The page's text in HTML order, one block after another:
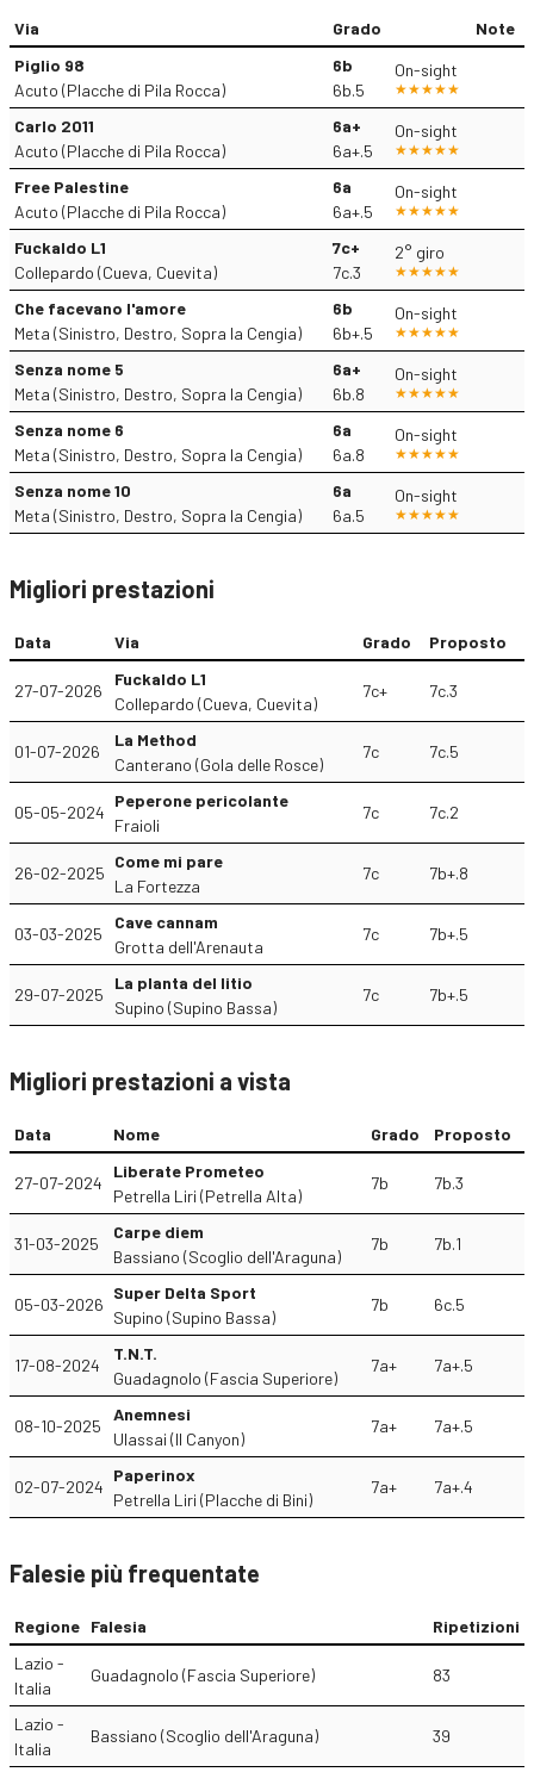
Via Grado
Note
Piglio 98
Acuto (Placche di Pila Rocca)
6b
6b.5
On-sight
Carlo 2011
Acuto (Placche di Pila Rocca)
6a+
6a+.5
On-sight
Free Palestine
Acuto (Placche di Pila Rocca)
6a
6a+.5
On-sight
Fuckaldo L1
Collepardo (Cueva, Cuevita)
7c+
7c.3
2° giro
Che facevano l'amore
Meta (Sinistro, Destro, Sopra la Cengia)
6b
6b+.5
On-sight
Senza nome 5
Meta (Sinistro, Destro, Sopra la Cengia)
6a+
6b.8
On-sight
Senza nome 6
Meta (Sinistro, Destro, Sopra la Cengia)
6a
6a.8
On-sight
Senza nome 10
Meta (Sinistro, Destro, Sopra la Cengia)
6a
6a.5
On-sight
Migliori prestazioni
Data Via Grado Proposto
27-07-2026
Fuckaldo L1
Collepardo (Cueva, Cuevita)
7c+ 7c.3
01-07-2026
La Method
Canterano (Gola delle Rosce)
7c 7c.5
05-05-2024
Peperone pericolante
Fraioli
7c 7c.2
26-02-2025
Come mi pare
La Fortezza
7c 7b+.8
03-03-2025
Cave cannam
Grotta dell'Arenauta
7c 7b+.5
29-07-2025
La planta del litio
Supino (Supino Bassa)
7c 7b+.5
Migliori prestazioni a vista
Data Nome Grado Proposto
27-07-2024
Liberate Prometeo
Petrella Liri (Petrella Alta)
7b 7b.3
31-03-2025
Carpe diem
Bassiano (Scoglio dell'Araguna)
7b 7b.1
05-03-2026
Super Delta Sport
Supino (Supino Bassa)
7b 6c.5
17-08-2024
T.N.T.
Guadagnolo (Fascia Superiore)
7a+ 7a+.5
08-10-2025
Anemnesi
Ulassai (Il Canyon)
7a+ 7a+.5
02-07-2024
Paperinox
Petrella Liri (Placche di Bini)
7a+ 7a+.4
Falesie più frequentate
Regione Falesia
Ripetizioni
Lazio -
Italia
Guadagnolo (Fascia Superiore) 83
Lazio -
Italia
Bassiano (Scoglio dell'Araguna) 39